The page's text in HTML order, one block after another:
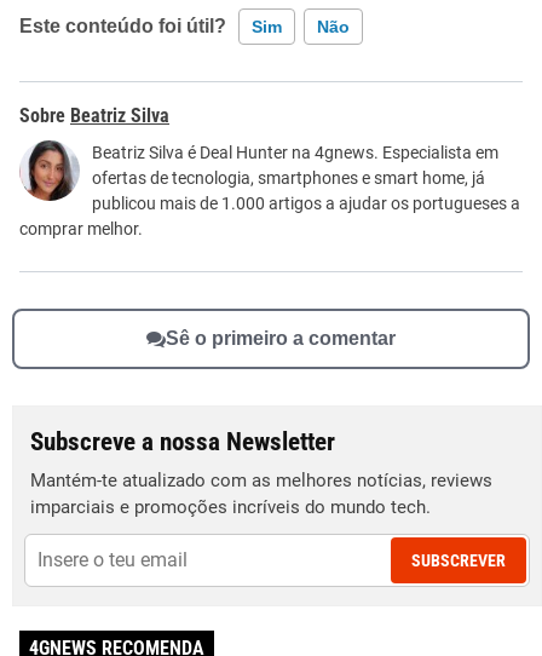
Este conteúdo foi útil? Sim Não
Este conteúdo contém informação incorreta
Este conteúdo não tem a informação que procuro
Outro
Beatriz Silva
Beatriz Silva é Deal Hunter na 4gnews. Especialista em
ofertas de tecnologia, smartphones e smart home, já
publicou mais de 1.000 artigos a ajudar os portugueses a
comprar melhor.
Sê o primeiro a comentar
Subscreve a nossa Newsletter
Mantém-te atualizado com as melhores notícias, reviews
imparciais e promoções incríveis do mundo tech.
SUBSCREVER
4GNEWS RECOMENDA